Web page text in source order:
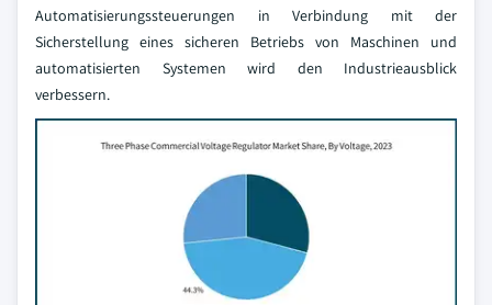
Automatisierungssteuerungen in Verbindung mit der
Sicherstellung eines sicheren Betriebs von Maschinen und
automatisierten Systemen wird den Industrieausblick
verbessern.